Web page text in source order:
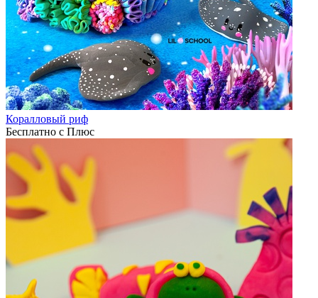
Коралловый риф
Бесплатно с Плюс